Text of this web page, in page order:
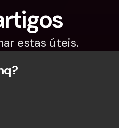
estas úteis.